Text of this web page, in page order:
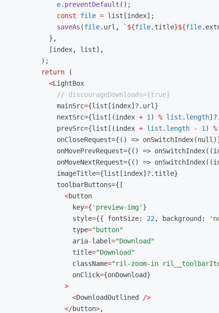
            e
.preventDefault ();
            const
file = list[index];
            saveAs
(file.url , ` ${file.title}${file
          }
,
          [index
, list] ,
        );
        return
(
          <
LightBox
            // discourageDownloads={true}
            mainSrc
={list[index]?.url}
            nextSrc={list[(index
+ 1 ) % list . length
            prevSrc={list[(index
+ list . length - 1 ) %
onCloseRequest={() =>
onMovePrevRequest={() =>
onMoveNextRequest={() =>
            imageTitle={list[index]?.title}
            toolbarButtons={[
              <
button
                key
={ 'preview-img' }
                style
={{ fontSize: 22 , background :
                type
="button"
                aria
-label="Download"
                title
="Download"
                className
="ril-zoom-in
                onClick
={onDownload}
              >
                <
DownloadOutlined
/>
              </
button>,